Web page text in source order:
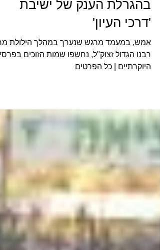
נאמני"ם לדרך | הוכרזו
בהגרלת הענק של ישיבת
'דרכי העיון'
אמש, במעמד מרגש שנערך במהלך הילולת